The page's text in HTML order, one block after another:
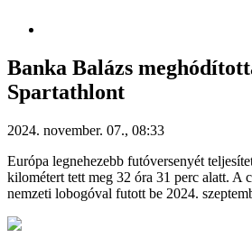
Banka Balázs
Spartathlont
2024. november. 07., 08:33
Európa legnehezebb futóversenyét
kilométert tett meg 32 óra 31 perc alatt. A
nemzeti lobogóval futott be 2024.